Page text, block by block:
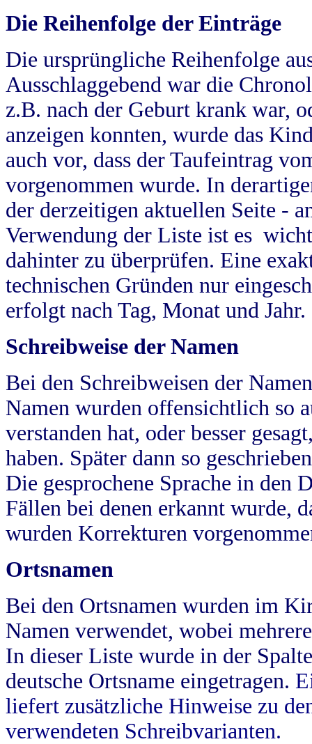
Die Reihenfolge der Einträge
Die ursprüngliche Reihenfolge
Ausschlaggebend war die
z.B. nach der Geburt krank war,
anzeigen konnten, wurde das
auch vor, dass der Taufeintrag
vorgenommen wurde. In
der derzeitigen aktuellen Seite -
Verwendung der Liste ist es
dahinter zu überprüfen. Eine
technischen Gründen nur
erfolgt nach Tag, Monat und Jahr.
Schreibweise der Namen
Bei den Schreibweisen der
Namen wurden offensichtlich so
verstanden hat, oder besser
haben. Später dann so
Die gesprochene Sprache in
Fällen bei denen erkannt wurde,
wurden Korrekturen
Ortsnamen
Bei den Ortsnamen wurden im
Namen verwendet, wobei
In dieser Liste wurde in der
deutsche Ortsname eingetragen.
liefert zusätzliche Hinweise zu
verwendeten Schreibvarianten.